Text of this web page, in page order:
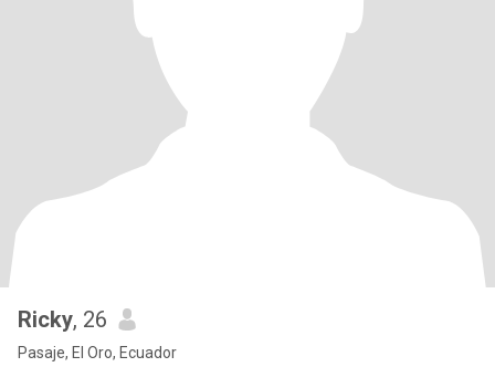
Ricky, 26
Pasaje, El Oro, Ecuador